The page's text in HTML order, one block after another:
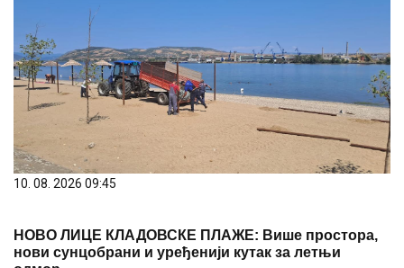
10. 08. 2026 09:45
НОВО ЛИЦЕ КЛАДОВСКЕ ПЛАЖЕ: Више простора,
нови сунцобрани и уређенији кутак за летњи